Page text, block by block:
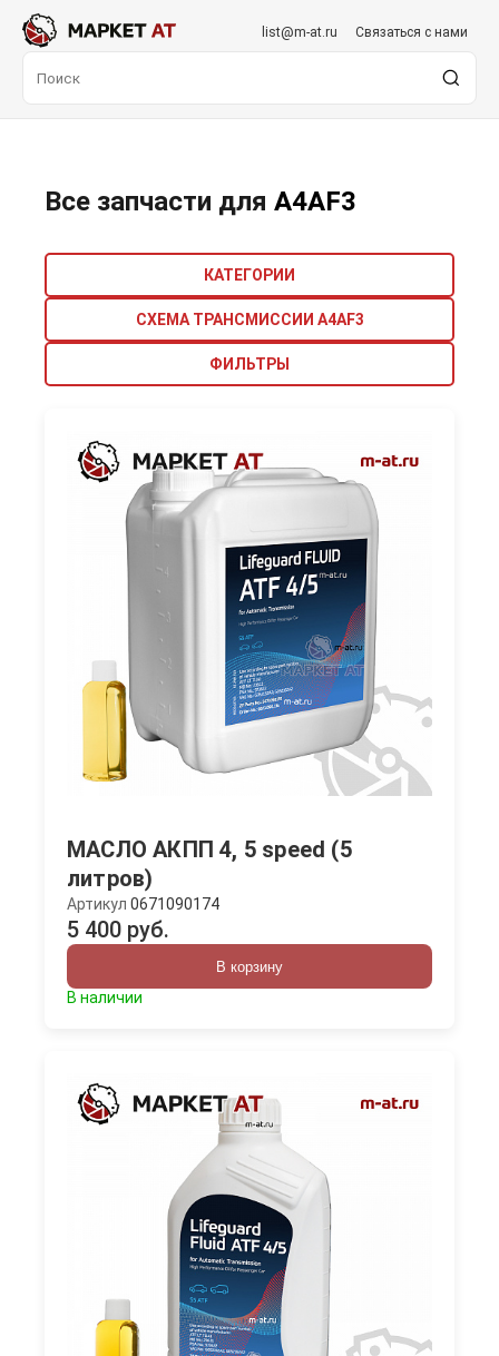
list@m-at.ru Связаться с нами
Все запчасти для A4AF3
КАТЕГОРИИ
СХЕМА ТРАНСМИССИИ A4AF3
ФИЛЬТРЫ
МАСЛО АКПП 4, 5 speed (5
литров)
Артикул 0671090174
5 400 руб.
В корзину
В наличии